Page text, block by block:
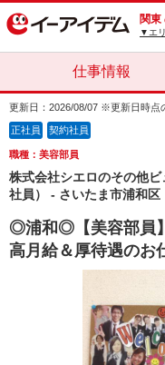
関東
▼エ
仕事情報
更新日：2026/08/07 ※更新日時点
正社員 契約社員
職種：美容部員
株式会社シエロのその他
社員） - さいたま市浦和区
◎浦和◎【美容部員
高月給＆厚待遇のお